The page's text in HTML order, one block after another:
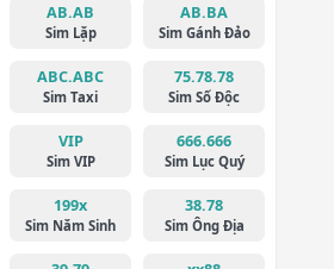
AB.AB
Sim Lặp
AB.BA
Sim Gánh Đảo
ABC.ABC
Sim Taxi
75.78.78
Sim Số Độc
VIP
Sim VIP
666.666
Sim Lục Quý
199x
Sim Năm Sinh
38.78
Sim Ông Địa